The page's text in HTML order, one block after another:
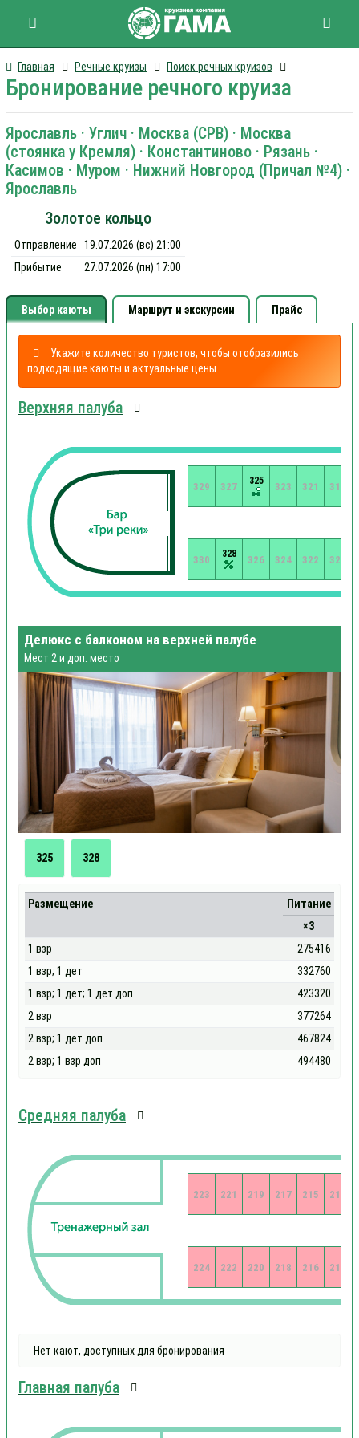
Главная Речные круизы Поиск речных круизов
Бронирование речного круиза
Ярославль · Углич · Москва (СРВ) · Москва
(стоянка у Кремля) · Константиново · Рязань ·
Касимов · Муром · Нижний Новгород (Причал №4) ·
Ярославль
Золотое кольцо
Отправление
19.07.2026 (вс) 21:00
Прибытие
27.07.2026 (пн) 17:00
Выбор каюты Маршрут и экскурсии Прайс
Укажите количество туристов, чтобы отобразились
подходящие каюты и актуальные цены
Верхняя палуба
319
320
321
322
323
324
325
326
327
328
329
330
Делюкс с балконом на верхней палубе
Мест 2 и доп. место
325 328
Размещение
Питание
×3
1 взр
275416
1 взр; 1 дет
332760
1 взр; 1 дет; 1 дет доп
423320
2 взр
377264
2 взр; 1 дет доп
467824
2 взр; 1 взр доп
494480
Средняя палуба
213
214
215
216
217
218
219
220
221
222
223
224
Нет кают, доступных для бронирования
Главная палуба